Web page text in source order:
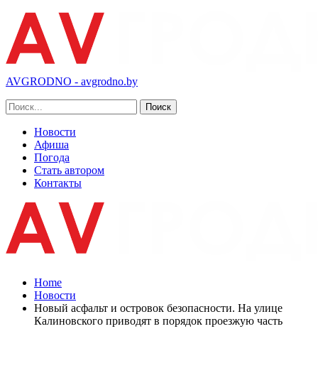
AVGRODNO - avgrodno.by
Новости
Афиша
Погода
Стать автором
Контакты
Home
Новости
Новый асфальт и островок безопасности. На улице
Калиновского приводят в порядок проезжую часть